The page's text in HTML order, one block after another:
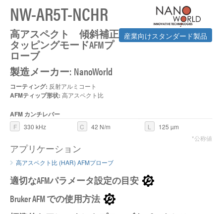
NW-AR5T-NCHR
産業向けスタンダード製品
高アスペクト 傾斜補正
タッピングモードAFMプ
ローブ
製造メーカー: NanoWorld
コーティング: 反射アルミコート
AFMティップ形状: 高アスペクト比
AFM カンチレバー
F 330 kHz C 42 N/m L
125 µm
*公称値
アプリケーション
高アスペクト比 (HAR) AFMプローブ
適切なAFMパラメータ設定の目安
Bruker AFM での使用方法